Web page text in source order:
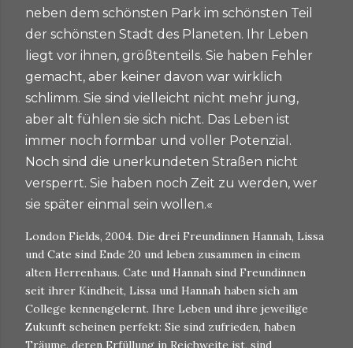
neben dem schönsten Park im schönsten Teil
der schönsten Stadt des Planeten. Ihr Leben
liegt vor ihnen, größtenteils. Sie haben Fehler
gemacht, aber keiner davon war wirklich
schlimm. Sie sind vielleicht nicht mehr jung,
aber alt fühlen sie sich nicht. Das Leben ist
immer noch formbar und voller Potenzial.
Noch sind die unerkundeten Straßen nicht
versperrt. Sie haben noch Zeit zu werden, wer
sie später einmal sein wollen.«
London Fields, 2004. Die drei Freundinnen Hannah, Lissa
und Cate sind Ende 20 und leben zusammen in einem
alten Herrenhaus. Cate und Hannah sind Freundinnen
seit ihrer Kindheit, Lissa und Hannah haben sich am
College kennengelernt. Ihre Leben und ihre jeweilige
Zukunft scheinen perfekt: Sie sind zufrieden, haben
Träume, deren Erfüllung in Reichweite ist, sind